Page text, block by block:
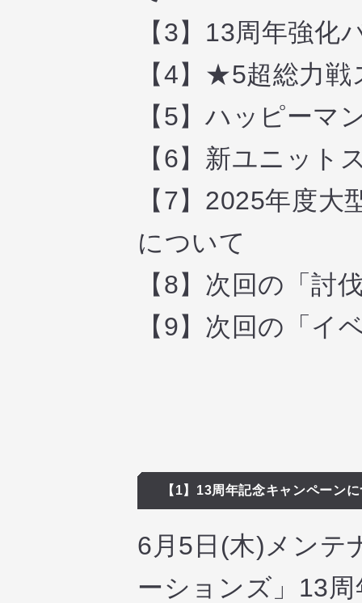
【3】13周年強化
【4】★5超総力
【5】ハッピーマ
【6】新ユニット
【7】2025年度
について
【8】次回の「討
【9】次回の「イ
【1】13周年記念キャンペーン
6月5日(木)メンテ
ーションズ」13